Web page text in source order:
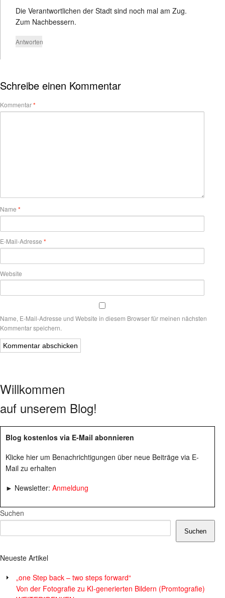
Die Verantwortlichen der Stadt sind noch mal am Zug.
Zum Nachbessern.
Antworten
Schreibe einen Kommentar
Kommentar*
Name *
E-Mail-Adresse *
Website
Name, E-Mail-Adresse und Website in diesem Browser für meinen nächsten
Kommentar speichern.
Willkommen
auf unserem Blog!
Blog kostenlos via E-Mail abonnieren
Klicke hier um Benachrichtigungen über neue Beiträge via E-
Mail zu erhalten
► Newsletter: Anmeldung
Suchen
Suchen
Neueste Artikel
„one Step back – two steps forward“
Von der Fotografie zu KI-generierten Bildern (Promtografie)